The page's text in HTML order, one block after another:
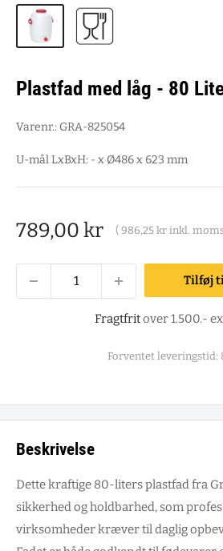
Plastfad med låg - 80
Varenr.: GRA-825054
U-mål LxBxH: - x Ø486 x 623 mm
Salgspris
789,00 kr ( 986,25 kr inkl.
Tilføj
Fragtfritover 1.500.-
Forventet leveringstid:
Beskrivelse
Dette kraftige 80-liters plastfad fra
sikkerhed og holdbarhed, som
virksomheder kræver til daglig